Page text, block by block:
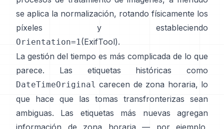
se aplica la normalización, rotando físicamente los
píxeles y estableciendo
Orientation=1(ExifTool).
La gestión del tiempo es más complicada de lo que
parece. Las etiquetas históricas como
DateTimeOriginal carecen de zona horaria, lo
que hace que las tomas transfronterizas sean
ambiguas. Las etiquetas más nuevas agregan
información de zona horaria — por ejemplo,